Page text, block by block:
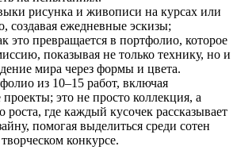
рисунка и живописи на курсах или
создавая ежедневные эскизы;
это превращается в портфолио, которое
показывая не только технику, но и
мира через формы и цвета.
из 10–15 работ, включая
проекты; это не просто коллекция, а
роста, где каждый кусочек рассказывает
помогая выделиться среди сотен
конкурсе.